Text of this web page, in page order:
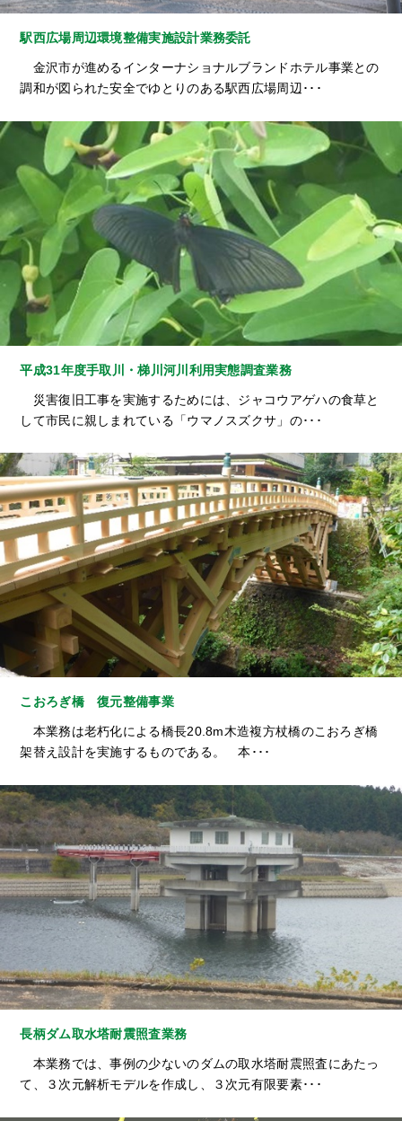
駅西広場周辺環境整備実施設計業務委託
金沢市が進めるインターナショナルブランドホテル事業との
調和が図られた安全でゆとりのある駅西広場周辺･･･
平成31年度手取川・梯川河川利用実態調査業務
災害復旧工事を実施するためには、ジャコウアゲハの食草と
して市民に親しまれている「ウマノスズクサ」の･･･
こおろぎ橋 復元整備事業
本業務は老朽化による橋長20.8m木造複方杖橋のこおろぎ橋
架替え設計を実施するものである。 本･･･
長柄ダム取水塔耐震照査業務
本業務では、事例の少ないのダムの取水塔耐震照査にあたっ
て、３次元解析モデルを作成し、３次元有限要素･･･